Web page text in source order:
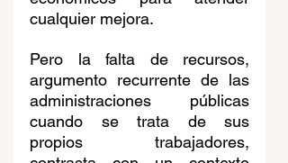
cualquier mejora.
Pero la falta de recursos,
argumento recurrente de las
administraciones públicas
cuando se trata de sus
propios trabajadores,